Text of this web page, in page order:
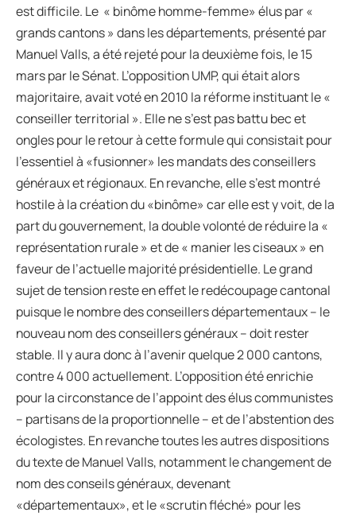
est difficile. Le « binôme homme-femme» élus par «
grands cantons » dans les départements, présenté par
Manuel Valls, a été rejeté pour la deuxième fois, le 15
mars par le Sénat. L’opposition UMP, qui était alors
majoritaire, avait voté en 2010 la réforme instituant le «
conseiller territorial ». Elle ne s’est pas battu bec et
ongles pour le retour à cette formule qui consistait pour
l’essentiel à «fusionner» les mandats des conseillers
généraux et régionaux. En revanche, elle s’est montré
hostile à la création du «binôme» car elle est y voit, de la
part du gouvernement, la double volonté de réduire la «
représentation rurale » et de « manier les ciseaux » en
faveur de l’actuelle majorité présidentielle. Le grand
sujet de tension reste en effet le redécoupage cantonal
puisque le nombre des conseillers départementaux – le
nouveau nom des conseillers généraux – doit rester
stable. Il y aura donc à l’avenir quelque 2 000 cantons,
contre 4 000 actuellement. L’opposition été enrichie
pour la circonstance de l’appoint des élus communistes
– partisans de la proportionnelle – et de l’abstention des
écologistes. En revanche toutes les autres dispositions
du texte de Manuel Valls, notamment le changement de
nom des conseils généraux, devenant
«départementaux», et le «scrutin fléché» pour les